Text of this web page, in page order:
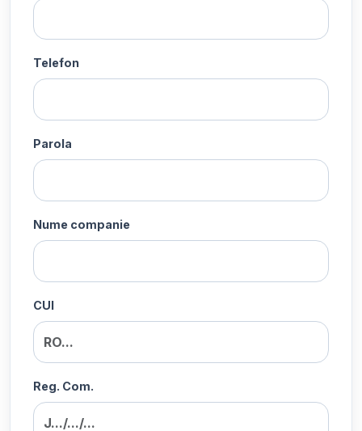
Telefon
Parola
Nume companie
CUI
Reg. Com.